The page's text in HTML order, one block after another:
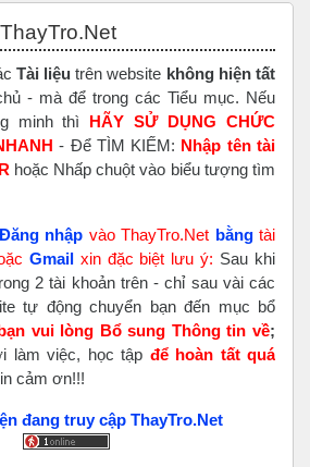
Tài liệu trên website không hiện tất
- mà để trong các Tiểu mục. Nếu
minh thì HÃY SỬ DỤNG CHỨC
- Để TÌM KIẾM: Nhập tên tài
hoặc Nhấp chuột vào biểu tượng tìm
Đăng nhập vào ThayTro.Net bằngtài
Gmailxin đặc biệt lưu ý: Sau khi
2 tài khoản trên - chỉ sau vài các
tự động chuyển bạn đến mục bổ
vui lòng Bổ sung Thông tin về;
làm việc, học tập để hoàn tấtquá
cảm ơn!!!
đang truy cập ThayTro.Net